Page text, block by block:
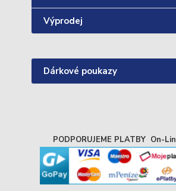
Výprodej
Dárkové poukazy
PODPORUJEME PLATBY On-